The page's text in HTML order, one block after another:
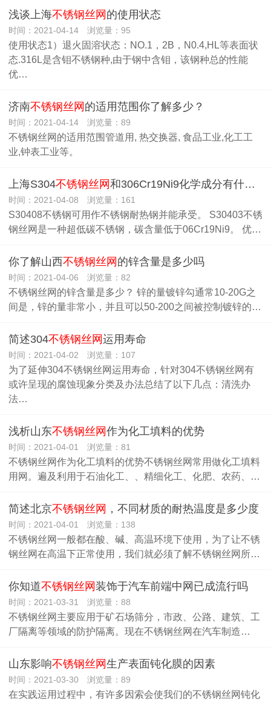
浅谈上海不锈钢丝网 的使用状态
时间：2021-04-14 浏览量：95
使用状态1）退火固溶状态：NO.1，2B，N0.4,HL等表面状
态.316L是含钼不锈钢种,由于钢中含钼，该钢种总的性能
优…
济南不锈钢丝网 的适用范围你了解多少？
时间：2021-04-14 浏览量：89
不锈钢丝网的适用范围管道用, 热交换器, 食品工业,化工工
业,钟表工业等。
上海S304不锈钢丝网 和306Cr19Ni9化学成分有什么不一样
时间：2021-04-08 浏览量：161
S30408不锈钢可用作不锈钢耐热钢并能承受。 S30403不锈
钢丝网是一种超低碳不锈钢，碳含量低于06Cr19Ni9。 优…
你了解山西不锈钢丝网 的锌含量是多少吗
时间：2021-04-06 浏览量：82
不锈钢丝网的锌含量是多少？ 锌的量镀锌勾通常10-20G之
间是，锌的量非常小，并且可以50-200之间被控制镀锌的…
简述304不锈钢丝网 运用寿命
时间：2021-04-02 浏览量：107
为了延伸304不锈钢丝网运用寿命，针对304不锈钢丝网有
或许呈现的腐蚀现象分类及办法总结了以下几点：清洗办
法…
浅析山东不锈钢丝网 作为化工填料的优势
时间：2021-04-01 浏览量：81
不锈钢丝网作为化工填料的优势不锈钢丝网常用做化工填料
用网。遍及利用于石油化工、、精细化工、化肥、农药、…
简述北京不锈钢丝网 ，不同材质的耐热温度是多少度
时间：2021-04-01 浏览量：138
不锈钢丝网一般都在酸、碱、高温环境下使用，为了让不锈
钢丝网在高温下正常使用，我们就必须了解不锈钢丝网所…
你知道不锈钢丝网 装饰于汽车前端中网已成流行吗
时间：2021-03-31 浏览量：88
不锈钢丝网主要应用于矿石场筛分，市政、公路、建筑、工
厂隔离等领域的防护隔离。现在不锈钢丝网在汽车制造…
山东影响不锈钢丝网 生产表面钝化膜的因素
时间：2021-03-30 浏览量：89
在实践运用过程中，有许多因索会使我们的不锈钢丝网钝化